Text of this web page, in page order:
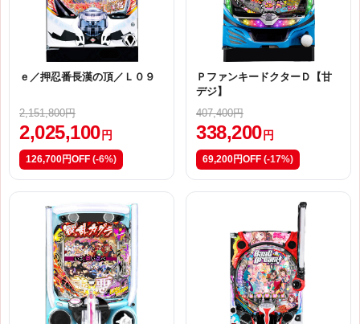
ｅ／押忍番長漢の頂／Ｌ０９
2,151,800円
2,025,100 円
126,700円OFF (-6%)
ＰファンキードクターＤ【甘
デジ】
407,400円
338,200 円
69,200円OFF (-17%)